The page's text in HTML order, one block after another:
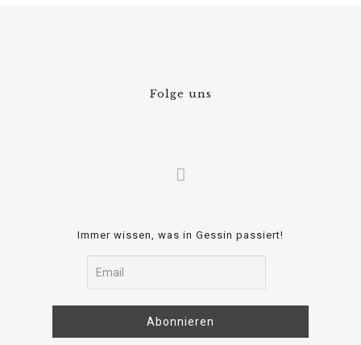
Folge uns
Immer wissen, was in Gessin passiert!